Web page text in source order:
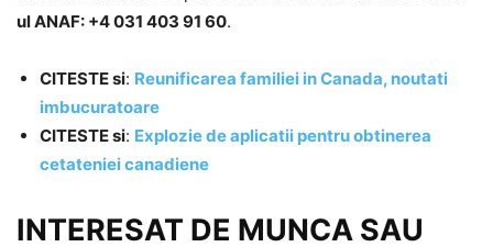
ul ANAF: +4 031 403 91 60.
CITESTE si: Reunificarea familiei in Canada, noutati
imbucuratoare
CITESTE si: Explozie de aplicatii pentru obtinerea
cetateniei canadiene
INTERESAT DE MUNCA SAU